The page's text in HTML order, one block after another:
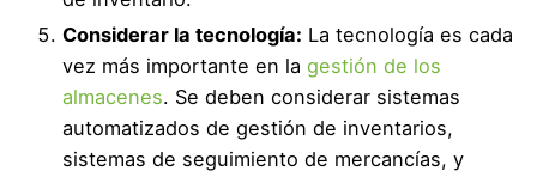
Considerar la tecnología: La tecnología es cada
vez más importante en la gestión de los
almacenes. Se deben considerar sistemas
automatizados de gestión de inventarios,
sistemas de seguimiento de mercancías, y